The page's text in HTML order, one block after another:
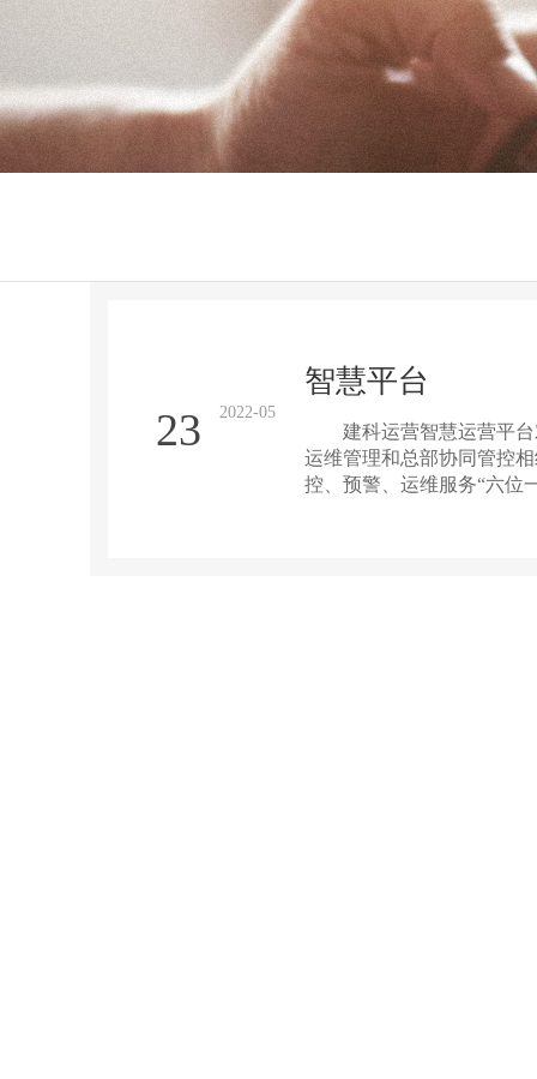
23 2022-05
智慧平台
建科运营智慧运营平台
运维管理和总部协同管控
控、预警、运维服务“六位